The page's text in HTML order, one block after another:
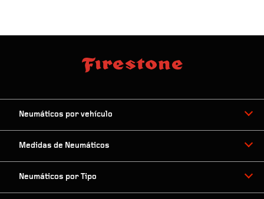
Neumáticos por vehículo
Medidas de Neumáticos
Neumáticos por Tipo